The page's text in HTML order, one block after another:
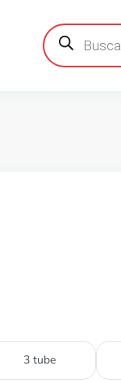
Búsqueda
de
productos
3 tube